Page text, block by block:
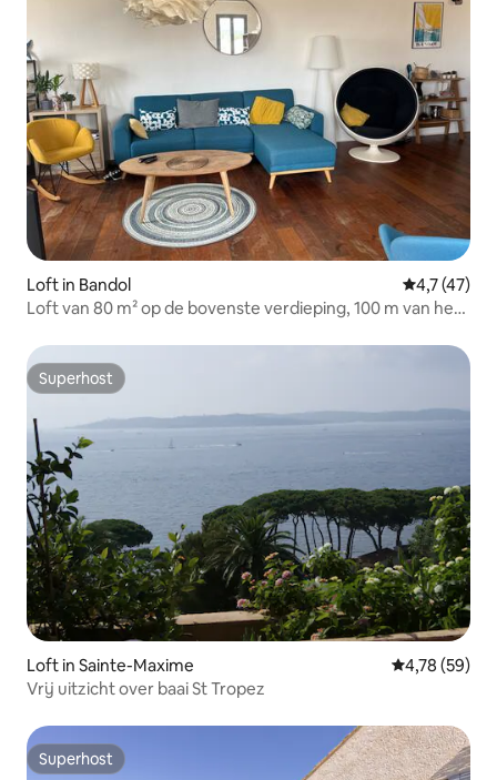
Loft in Bandol
4,7 (47)
Loft van 80 m² op de bovenste verdieping, 100 m van het
Superhost
Superhost
Loft in Sainte-Maxime Gemiddelde
4,78 (59)
Vrij uitzicht over baai St Tropez
Superhost
Superhost